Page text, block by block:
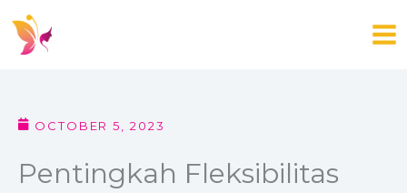
content
OCTOBER 5, 2023
Pentingkah Fleksibilitas